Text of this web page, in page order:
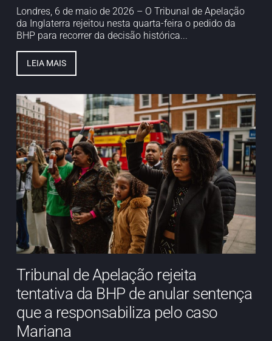
Londres, 6 de maio de 2026 – O Tribunal de Apelação
da Inglaterra rejeitou nesta quarta-feira o pedido da
BHP para recorrer da decisão histórica...
LEIA MAIS
Tribunal de Apelação rejeita
tentativa da BHP de anular sentença
que a responsabiliza pelo caso
Mariana